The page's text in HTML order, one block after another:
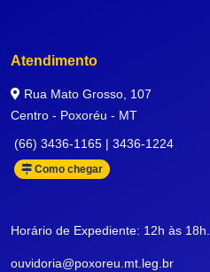
Atendimento
Rua Mato Grosso, 107
Centro - Poxoréu - MT
(66) 3436-1165 | 3436-1224
Como chegar
Horário de Expediente: 12h às 18h.
ouvidoria@poxoreu.mt.leg.br